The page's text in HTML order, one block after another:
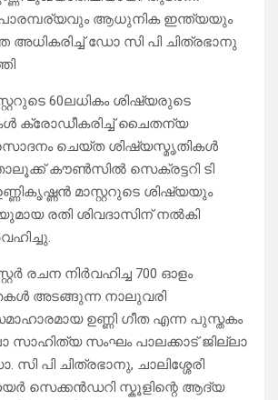
ആധുനിക ഇന്ത്യയും
അധികരിച്ച് ഡോ സി പി ചിത്രഭാനു
60ലധികം ശിഷ്യരുടെ
ക്രോഡീകരിച്ച് ചൈതന്യ
ചെയ്ത ശിഷ്യസ്മൃതികൾ
കൗൺസിൽ സെക്രട്ടറി ടി
മാസ്റ്ററുടെ ശിഷ്യയും
രതി ശിവദാസിന് നൽകി
രചന നിർവഹിച്ച 700 ഓളം
അടങ്ങുന്ന നാലുവരി
ഉണ്ണി ഗീത എന്ന പുസ്തകം
സംഘം പാലക്കാട് ജില്ലാ
പി ചിത്രഭാനു, ചാലിശ്ശേരി
സെക്കൻഡറി സ്കൂളിന്റെ ആദ്യ